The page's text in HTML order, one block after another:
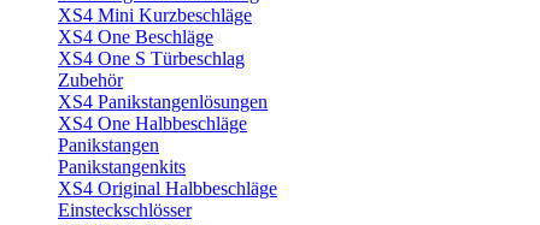
XS4 Mini Kurzbeschläge
XS4 One Beschläge
XS4 One S Türbeschlag
Zubehör
XS4 Panikstangenlösungen
XS4 One Halbbeschläge
Panikstangen
Panikstangenkits
XS4 Original Halbbeschläge
Einsteckschlösser